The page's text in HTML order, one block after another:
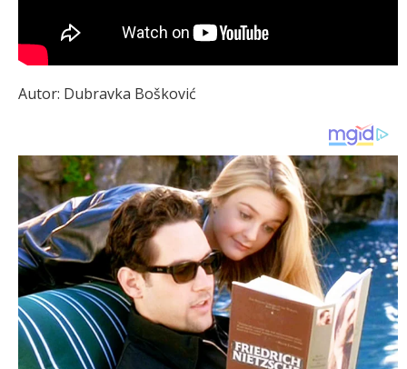
Autor: Dubravka Bošković